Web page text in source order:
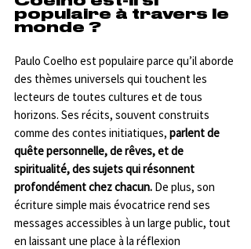
populaire à travers le
monde ?
Paulo Coelho est populaire parce qu’il aborde
des thèmes universels qui touchent les
lecteurs de toutes cultures et de tous
horizons. Ses récits, souvent construits
comme des contes initiatiques, parlent de
quête personnelle, de rêves, et de
spiritualité, des sujets qui résonnent
profondément chez chacun. De plus, son
écriture simple mais évocatrice rend ses
messages accessibles à un large public, tout
en laissant une place à la réflexion